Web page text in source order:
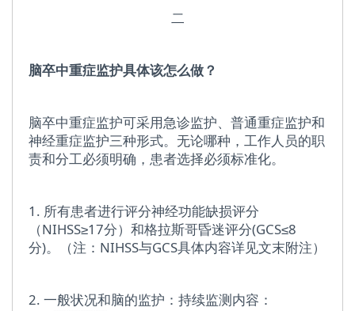
二
脑卒中重症监护具体该怎么做？
脑卒中重症监护可采用急诊监护、普通重症监护和
神经重症监护三种形式。无论哪种，工作人员的职
责和分工必须明确，患者选择必须标准化。
1. 所有患者进行评分神经功能缺损评分
（NIHSS≥17分）和格拉斯哥昏迷评分(GCS≤8
分)。（注：NIHSS与GCS具体内容详见文末附注）
2. 一般状况和脑的监护：持续监测内容：